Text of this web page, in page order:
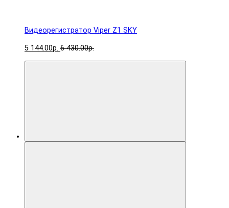
Видеорегистратор Viper Z1 SKY
5 144.00р. 6 430.00р.